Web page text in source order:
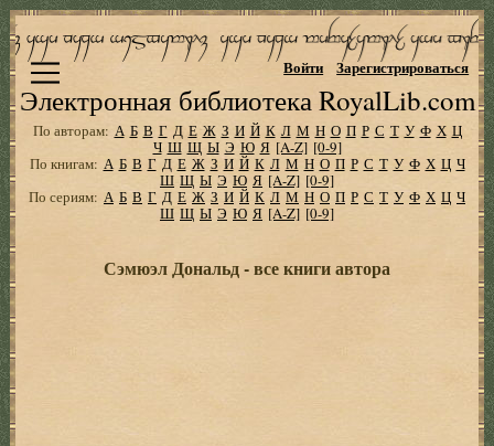
Электронная библиотека RoyalLib.com
Войти Зарегистрироваться
По авторам: А Б В Г Д Е Ж З И Й К Л М Н О П Р С Т У Ф Х Ц
Ч Ш Щ Ы Э Ю Я [A-Z] [0-9]
По книгам: А Б В Г Д Е Ж З И Й К Л М Н О П Р С Т У Ф Х Ц Ч
Ш Щ Ы Э Ю Я [A-Z] [0-9]
По сериям: А Б В Г Д Е Ж З И Й К Л М Н О П Р С Т У Ф Х Ц Ч
Ш Щ Ы Э Ю Я [A-Z] [0-9]
Сэмюэл Дональд - все книги автора